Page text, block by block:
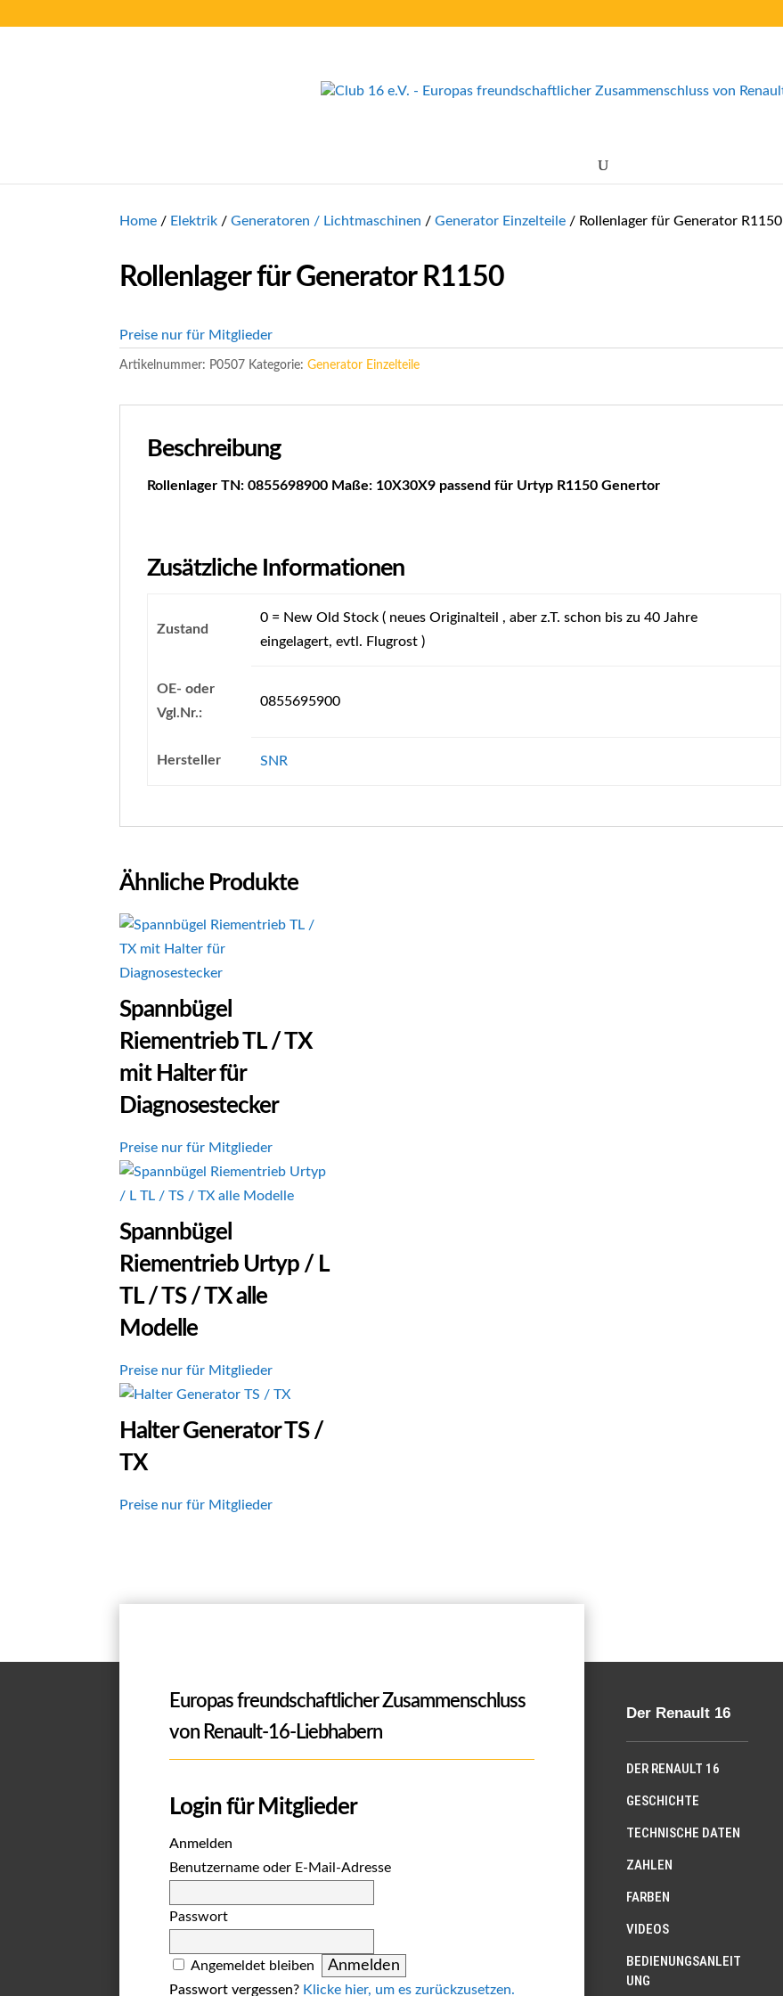
Home / Elektrik /Generatoren / Lichtmaschinen /Generator Einzelteile / Rollenlager für Generator R1150
Rollenlager für Generator R1150
Preise nur für Mitglieder
Artikelnummer: P0507 Kategorie:Generator Einzelteile
Beschreibung
Rollenlager TN: 0855698900 Maße: 10X30X9 passend für Urtyp R1150 Genertor
Zusätzliche Informationen
Zustand
0 = New Old Stock ( neues Originalteil , aber z.T. schon bis zu 40 Jahre
eingelagert, evtl. Flugrost )
OE- oder
Vgl.Nr.:
0855695900
Hersteller SNR
Ähnliche Produkte
Spannbügel
Riementrieb TL / TX
mit Halter für
Diagnosestecker
Preise nur für Mitglieder
Spannbügel
Riementrieb Urtyp / L
TL / TS / TX alle
Modelle
Preise nur für Mitglieder
Halter Generator TS /
TX
Preise nur für Mitglieder
Europas freundschaftlicher Zusammenschluss
von Renault-16-Liebhabern
Login für Mitglieder
Anmelden
Benutzername oder E-Mail-Adresse
Passwort
Angemeldet bleiben
Passwort vergessen? Klicke hier, um es zurückzusetzen.
Der Renault 16
DER RENAULT 16
GESCHICHTE
TECHNISCHE DATEN
ZAHLEN
FARBEN
VIDEOS
BEDIENUNGSANLEIT
UNG